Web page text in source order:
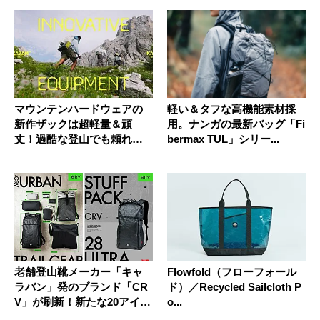
マウンテンハードウェアの
新作ザックは超軽量＆頑
丈！過酷な登山でも頼れる2
軽い＆タフな高機能素材採
用。ナンガの最新バッグ「Fi
bermax TUL」シリー...
老舗登山靴メーカー「キャ
ラバン」発のブランド「CR
V」が刷新！新たな20アイテ
Flowfold（フローフォール
ド）／Recycled Sailcloth P
o...